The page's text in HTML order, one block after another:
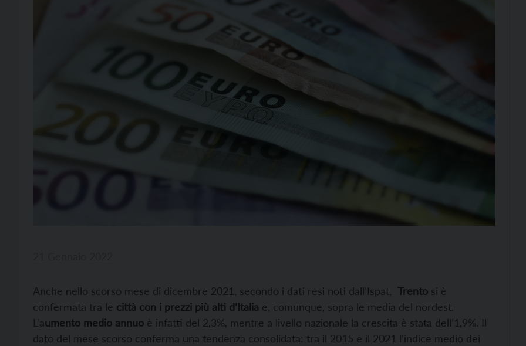
Anche nello scorso mese di dicembre 2021, secondo i dati resi noti dall’Ispat, Trento si è
confermata tra le città con i prezzi più alti d’Italia e, comunque, sopra le media del nordest.
L’aumento medio annuo è infatti del 2,3%, mentre a livello nazionale la crescita è stata dell’1,9%. Il
dato del mese scorso conferma una tendenza consolidata: tra il 2015 e il 2021 l’indice medio dei